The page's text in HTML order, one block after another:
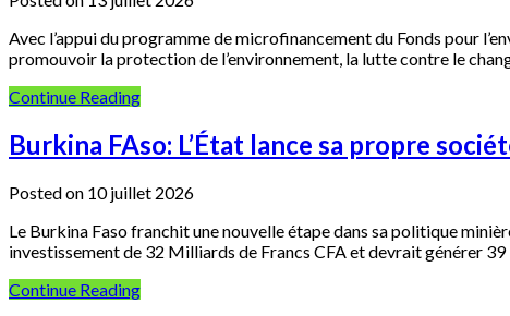
Avec l’appui du programme de microfinancement du Fonds pour
promouvoir la protection de l’environnement, la lutte contre le
Continue Reading
Burkina FAso: L’État lance sa propre
Posted on 10 juillet 2026
Le Burkina Faso franchit une nouvelle étape dans sa politique
investissement de 32 Milliards de Francs CFA et devrait générer
Continue Reading